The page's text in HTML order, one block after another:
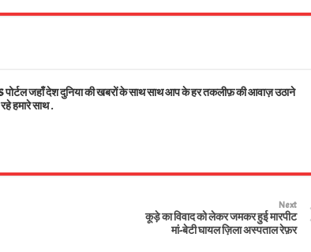
er e
पोर्टल जहाँ देश दुनिया की खबरों के साथ साथ आप के हर तकलीफ़ की आवाज़ उठाने
हमारे साथ .
Next
कूड़े का विवाद को लेकर जमकर हुई मारपीट
मां-बेटी घायल ज़िला अस्पताल रेफ़र